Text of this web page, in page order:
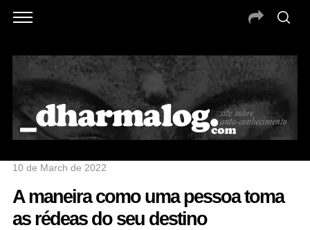
10 de March de 2022
A maneira como uma pessoa toma
as rédeas do seu destino